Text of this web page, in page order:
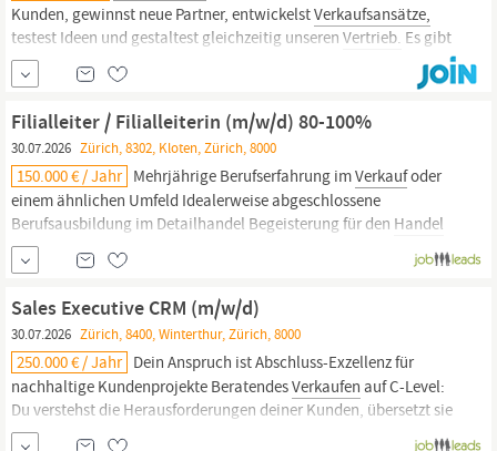
Kunden, gewinnst neue Partner, entwickelstVerkaufsansätze,
testest Ideen und gestaltest gleichzeitig unseren Vertrieb. Es gibt
keine fertigen Prozesse, wir entwickeln sie gemeinsam. Bereits in
den ersten Monaten wirst du vieles selbst machen: Kunden
besuchen, Kaltakquise, Degustationen
Filialleiter / Filialleiterin (m/w/d) 80-100%
30.07.2026 Zürich, 8302, Kloten, Zürich, 8000
150.000 € / Jahr Mehrjährige Berufserfahrung imVerkaufoder
einem ähnlichen Umfeld Idealerweise abgeschlossene
Berufsausbildung im Detailhandel Begeisterung für den Handel
und Erfahrung in der Mitarbeiterführung Teamgeist,
Verantwortungsbewusstsein und Entscheidungsfreude Hohe
Motivation, Flexibilität, Einsatzbereitschaft und Belastbarkeit
Sehr gute...
Sales Executive CRM (m/w/d)
30.07.2026 Zürich, 8400, Winterthur, Zürich, 8000
250.000 € / Jahr Dein Anspruch ist Abschluss-Exzellenz für
nachhaltige Kundenprojekte BeratendesVerkaufen auf C-Level:
Du verstehst die Herausforderungen deiner Kunden, übersetzt sie
in tragfähige Lösungsansätze und orchestrierst im